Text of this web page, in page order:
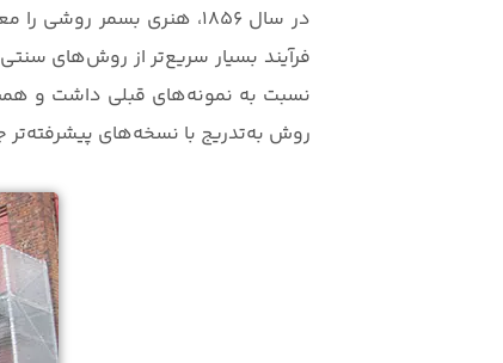
در سال ۱۸۵۶، هنری بسمر
فرآیند بسیار سریع‌تر از روش‌های
نسبت به نمونه‌های قبلی داشت و
روش به‌تدریج با نسخه‌های پیشرفته‌تر